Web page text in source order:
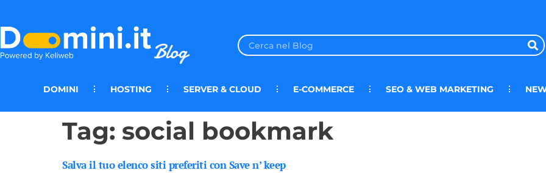
DOMINI HOSTING SERVER & CLOUD E-COMMERCE SEO & WEB MARKETING
Tag: social bookmark
Salva il tuo elenco siti preferiti con Save n’ keep